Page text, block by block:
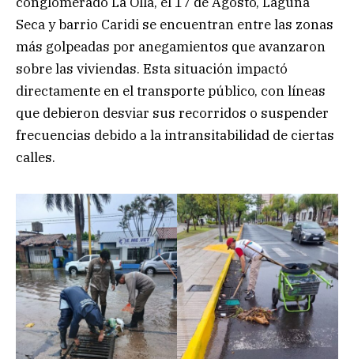
Seca y barrio Caridi se encuentran entre las zonas
más golpeadas por anegamientos que avanzaron
sobre las viviendas. Esta situación impactó
directamente en el transporte público, con líneas
que debieron desviar sus recorridos o suspender
frecuencias debido a la intransitabilidad de ciertas
calles.